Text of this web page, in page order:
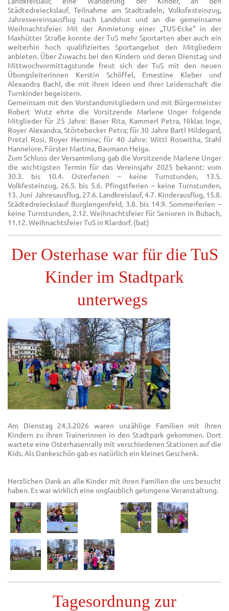
Städtedreieckslauf, Teilnahme am Stadtradeln, Volksfesteinzug,
Jahresvereinsausflug nach Landshut und an die gemeinsame
Weihnachtsfeier. Mit der Anmietung einer „TUS-Ecke“ in der
Maxhütter Straße konnte der TuS mehr Sportarten aber auch ein
weiterhin hoch qualifiziertes Sportangebot den Mitgliedern
anbieten. Über Zuwachs bei den Kindern und deren Dienstag und
Mittwochvormittagstunde freut sich der TuS mit den neuen
Übungsleiterinnen Kerstin Schöffel, Ernestine Kleber und
Alexandra Bachl, die mit ihren Ideen und ihrer Leidenschaft die
Turnkinder begeistern.
Gemeinsam mit den Vorstandsmitgliedern und mit Bürgermeister
Robert Wutz ehrte die Vorsitzende Marlene Unger folgende
Mitglieder für 25 Jahre: Bauer Rita, Kammerl Petra, Niklas Inge,
Royer Alexandra, Störtebecker Petra; für 30 Jahre Bartl Hildegard,
Pretzl Rosi, Royer Hermine; für 40 Jahre: Wittl Roswitha, Stahl
Hannelore, Förster Martina, Baumann Helga.
Zum Schluss der Versammlung gab die Vorsitzende Marlene Unger
die wichtigsten Termin für das Vereinsjahr 2025 bekannt: vom
30.3. bis 10.4. Osterferien – keine Turnstunden, 13.5.
Volkfesteinzug, 26.5. bis 5.6. Pfingstferien – keine Turnstunden,
13. Juni Jahresausflug, 27.6. Landkreislauf, 4.7. Kinderausflug, 15.8.
Städtedreieckslauf Burglengenfeld, 3.8. bis 14.9. Sommerferien –
keine Turnstunden, 2.12. Weihnachtsfeier für Senioren in Bubach,
11.12. Weihnachtsfeier TuS in Klardorf. (bat)
Der Osterhase war für die TuS
Kinder im Stadtpark
unterwegs
Am Dienstag 24.3.2026 waren unzählige Familien mit ihren
Kindern zu ihren Trainerinnen in den Stadtpark gekommen. Dort
wartete eine Osterhasenrally mit verschiedenen Stationen auf die
Kids. Als Dankeschön gab es natürlich ein kleines Geschenk.
Herzlichen Dank an alle Kinder mit ihren Familien die uns besucht
haben. Es war wirklich eine unglaublich gelungene Veranstaltung.
Tagesordnung zur